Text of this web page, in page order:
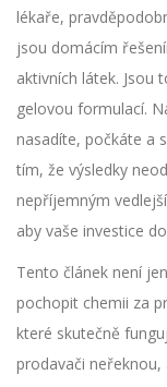
lékaře,
jsou domácím
aktivních látek. Jsou
gelovou formulací.
nasadíte, počkáte a
tím, že výsledky
nepříjemným
aby vaše investice
Tento článek není
pochopit chemii za
které skutečně
prodavači